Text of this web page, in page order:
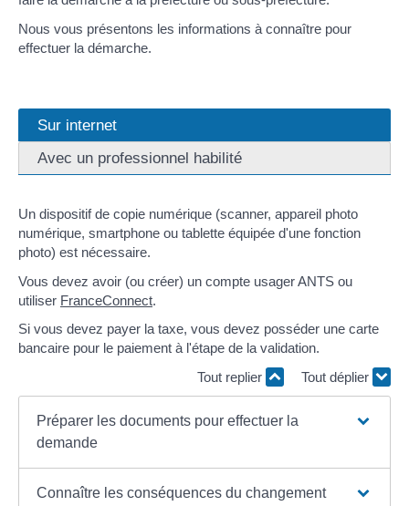
Nous vous présentons les informations à connaître pour
effectuer la démarche.
Sur internet
Avec un professionnel habilité
Un dispositif de copie numérique (scanner, appareil photo
numérique, smartphone ou tablette équipée d'une fonction
photo) est nécessaire.
Vous devez avoir (ou créer) un compte usager ANTS ou
utiliser FranceConnect.
Si vous devez payer la taxe, vous devez posséder une carte
bancaire pour le paiement à l'étape de la validation.
Tout replier
Tout déplier
Préparer les documents pour effectuer la
demande
Connaître les conséquences du changement